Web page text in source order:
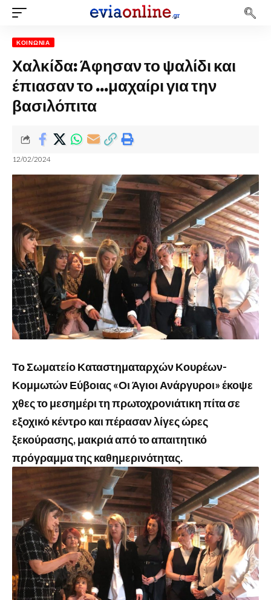
ΚΟΙΝΩΝΊΑ
Χαλκίδα: Άφησαν το ψαλίδι και
έπιασαν το …μαχαίρι για την
βασιλόπιτα
12/02/2024
Το Σωματείο Καταστηματαρχών Κουρέων-
Κομμωτών Εύβοιας «Οι Άγιοι Ανάργυροι» έκοψε
χθες το μεσημέρι τη πρωτοχρονιάτικη πίτα σε
εξοχικό κέντρο και πέρασαν λίγες ώρες
ξεκούρασης, μακριά από το απαιτητικό
πρόγραμμα της καθημερινότητας.